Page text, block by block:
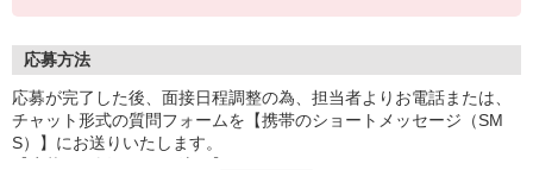
応募方法
応募が完了した後、面接日程調整の為、担当者よりお電話または、
チャット形式の質問フォームを【携帯のショートメッセージ（SM
S）】にお送りいたします。